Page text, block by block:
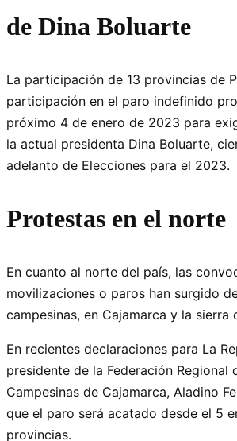
de Dina Boluarte
La participación de 13 provincias de
participación en el paro indefinido
próximo 4 de enero de 2023 para
la actual presidenta Dina Boluarte,
adelanto de Elecciones para el 2023.
Protestas en el norte
En cuanto al norte del país, las
movilizaciones o paros han surgido
campesinas, en Cajamarca y la sierra
En recientes declaraciones para La
presidente de la Federación Regional
Campesinas de Cajamarca, Aladino
que el paro será acatado desde el 5
provincias.